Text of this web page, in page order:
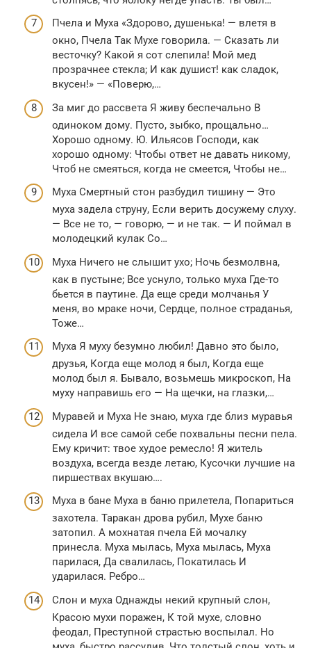
Пчела и Муха «Здорово, душенька! — влетя в
окно, Пчела Так Мухе говорила. — Сказать ли
весточку? Какой я сот слепила! Мой мед
прозрачнее стекла; И как душист! как сладок,
вкусен!» — «Поверю,…
За миг до рассвета Я живу беспечально В
одиноком дому. Пусто, зыбко, прощально…
Хорошо одному. Ю. Ильясов Господи, как
хорошо одному: Чтобы ответ не давать никому,
Чтоб не смеяться, когда не смеется, Чтобы не…
Муха Смертный стон разбудил тишину — Это
муха задела струну, Если верить досужему слуху.
— Все не то, — говорю, — и не так. — И поймал в
молодецкий кулак Со…
Муха Ничего не слышит ухо; Ночь безмолвна,
как в пустыне; Все уснуло, только муха Где-то
бьется в паутине. Да еще среди молчанья У
меня, во мраке ночи, Сердце, полное страданья,
Тоже…
Муха Я муху безумно любил! Давно это было,
друзья, Когда еще молод я был, Когда еще
молод был я. Бывало, возьмешь микроскоп, На
муху направишь его — На щечки, на глазки,…
Муравей и Муха Не знаю, муха где близ муравья
сидела И все самой себе похвальны песни пела.
Ему кричит: твое худое ремесло! Я житель
воздуха, всегда везде летаю, Кусочки лучшие на
пиршествах вкушаю….
Муха в бане Муха в баню прилетела, Попариться
захотела. Таракан дрова рубил, Мухе баню
затопил. А мохнатая пчела Ей мочалку
принесла. Муха мылась, Муха мылась, Муха
парилася, Да свалилась, Покатилась И
ударилася. Ребро…
Слон и муха Однажды некий крупный слон,
Красою мухи поражен, К той мухе, словно
феодал, Преступной страстью воспылал. Но